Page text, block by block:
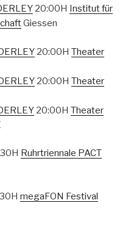
20:00H Institut für
Giessen
20:00H Theater
20:00H Theater
20:00H Theater
Ruhrtriennale PACT
megaFON Festival